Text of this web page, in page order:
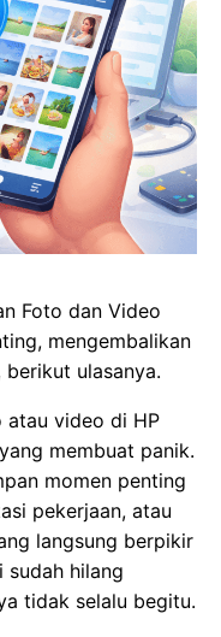
Foto dan Video
mengembalikan
ulasanya.
atau video di HP
membuat panik.
momen penting
pekerjaan, atau
langsung berpikir
hilang
tidak selalu begitu.